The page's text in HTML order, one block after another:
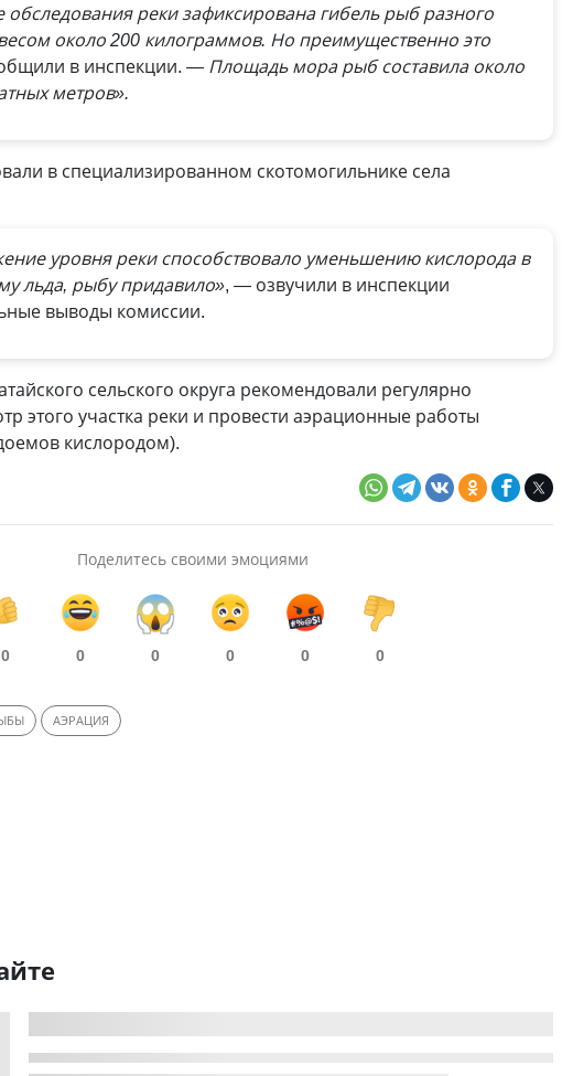
обследования реки зафиксирована гибель рыб разного
около 200 килограммов. Но преимущественно это
в инспекции. — Площадь мора рыб составила около
метров».
в специализированном скотомогильнике села
уровня реки способствовало уменьшению кислорода в
льда, рыбу придавило», — озвучили в инспекции
выводы комиссии.
сельского округа рекомендовали регулярно
этого участка реки и провести аэрационные работы
кислородом).
Поделитесь своими эмоциями
0 0 0 0 0 0
АЭРАЦИЯ